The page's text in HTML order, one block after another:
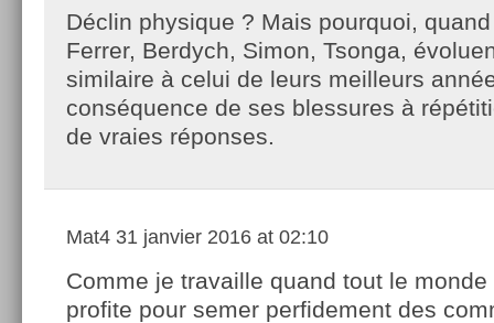
Déclin physique ? Mais pourquoi,
Ferrer, Berdych, Simon, Tsonga,
similaire à celui de leurs meilleurs
conséquence de ses blessures à
de vraies réponses.
Mat4 31 janvier 2016 at 02:10
Comme je travaille quand tout le monde
profite pour semer perfidement des